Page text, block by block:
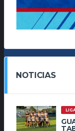
NOTICIAS